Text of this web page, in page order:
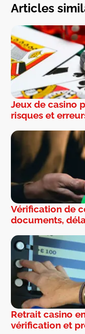
Articles
Jeux de casino
risques et
Vérification de
documents,
Retrait casino
vérification et